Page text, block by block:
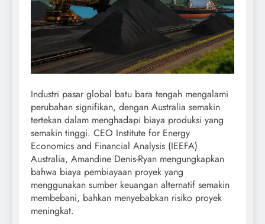
Industri pasar global batu bara tengah mengalami
perubahan signifikan, dengan Australia semakin
tertekan dalam menghadapi biaya produksi yang
semakin tinggi. CEO Institute for Energy
Economics and Financial Analysis (IEEFA)
Australia, Amandine Denis-Ryan mengungkapkan
bahwa biaya pembiayaan proyek yang
menggunakan sumber keuangan alternatif semakin
membebani, bahkan menyebabkan risiko proyek
meningkat.